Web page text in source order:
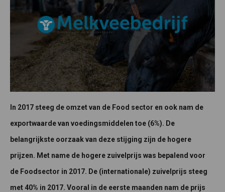
In 2017 steeg de omzet van de Food sector en ook nam de
exportwaarde van voedingsmiddelen toe (6%). De
belangrijkste oorzaak van deze stijging zijn de hogere
prijzen. Met name de hogere zuivelprijs was bepalend voor
de Foodsector in 2017. De (internationale) zuivelprijs steeg
met 40% in 2017. Vooral in de eerste maanden nam de prijs